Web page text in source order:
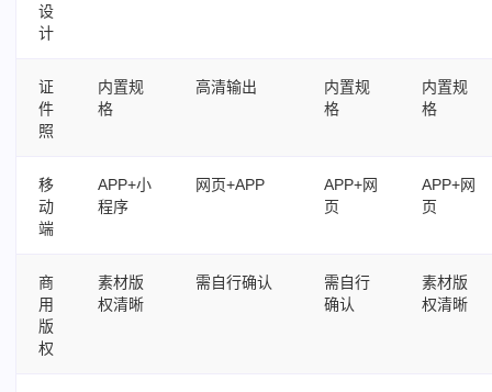
设
计
证
件
照
内置规
格
高清输出
内置规
格
内置规
格
移
动
端
APP+小
程序
网页+APP
APP+网
页
APP+网
页
商
用
版
权
素材版
权清晰
需自行确认
需自行
确认
素材版
权清晰